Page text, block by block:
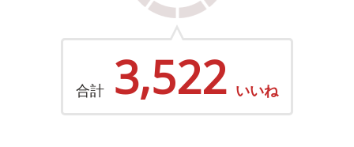
合計 3,522 いいね